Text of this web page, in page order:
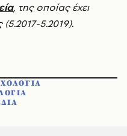
, της οποίας έχει
(5.2017-5.2019).